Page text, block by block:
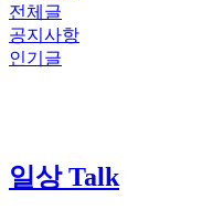
전체글
공지사항
인기글
일상 Talk